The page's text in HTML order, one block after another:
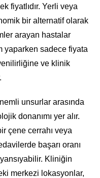
fiyatlıdır. Yerli veya
bir alternatif olarak
arayan hastalar
yaparken sadece fiyata
ve klinik
unsurlar arasında
donanımı yer alır.
çene cerrahı veya
başarı oranı
Kliniğin
merkezi lokasyonlar,